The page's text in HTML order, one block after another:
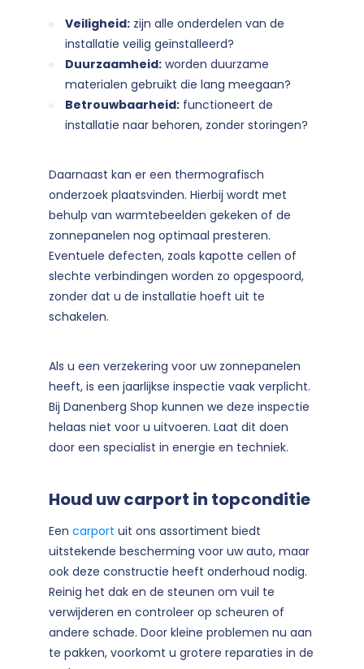
Veiligheid: zijn alle onderdelen van de
installatie veilig geïnstalleerd?
Duurzaamheid: worden duurzame
materialen gebruikt die lang meegaan?
Betrouwbaarheid: functioneert de
installatie naar behoren, zonder storingen?
Daarnaast kan er een thermografisch
onderzoek plaatsvinden. Hierbij wordt met
behulp van warmtebeelden gekeken of de
zonnepanelen nog optimaal presteren.
Eventuele defecten, zoals kapotte cellen of
slechte verbindingen worden zo opgespoord,
zonder dat u de installatie hoeft uit te
schakelen.
Als u een verzekering voor uw zonnepanelen
heeft, is een jaarlijkse inspectie vaak verplicht.
Bij Danenberg Shop kunnen we deze inspectie
helaas niet voor u uitvoeren. Laat dit doen
door een specialist in energie en techniek.
Houd uw carport in topconditie
Een carport uit ons assortiment biedt
uitstekende bescherming voor uw auto, maar
ook deze constructie heeft onderhoud nodig.
Reinig het dak en de steunen om vuil te
verwijderen en controleer op scheuren of
andere schade. Door kleine problemen nu aan
te pakken, voorkomt u grotere reparaties in de